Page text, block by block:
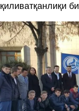
қиливатқанлиқи